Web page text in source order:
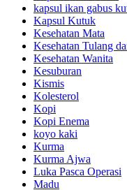
kapsul ikan gabus
Kapsul Kutuk
Kesehatan Mata
Kesehatan Tulang
Kesehatan Wanita
Kesuburan
Kismis
Kolesterol
Kopi
Kopi Enema
koyo kaki
Kurma
Kurma Ajwa
Luka Pasca Operasi
Madu